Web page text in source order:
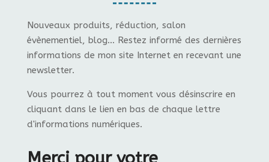
Nouveaux produits, réduction, salon
évènementiel, blog... Restez informé des dernières
informations de mon site Internet en recevant une
newsletter.
Vous pourrez à tout moment vous désinscrire en
cliquant dans le lien en bas de chaque lettre
d'informations numériques.